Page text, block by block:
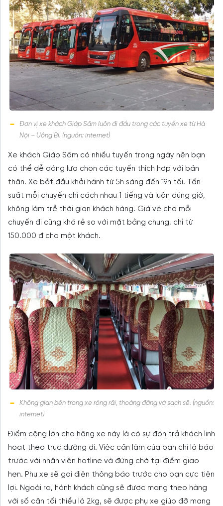
Đơn vị xe khách Giáp Sâm luôn đi đầu trong các tuyến xe từ Hà
Nội – Uông Bí. (nguồn: internet)
Xe khách Giáp Sâm có nhiều tuyến trong ngày nên bạn
có thể dễ dàng lựa chọn các tuyến thích hợp với bản
thân. Xe bắt đầu khởi hành từ 5h sáng đến 19h tối. Tần
suất mỗi chuyến chỉ cách nhau 1 tiếng và luôn đúng giờ,
không làm trễ thời gian khách hàng. Giá vé cho mỗi
chuyến đi cũng khá rẻ so với mặt bằng chung, chỉ từ
150.000 đ cho một khách.
Không gian bên trong xe rộng rãi, thoáng đãng và sạch sẽ. (nguồn:
internet)
Điểm cộng lớn cho hãng xe này là có sự đón trả khách linh
hoạt theo trục đường đi. Việc cần làm của bạn chỉ là báo
trước với nhân viên hotline và đứng chờ tại điểm giao
hẹn. Phụ xe sẽ gọi điện thông báo trước cho bạn cực tiện
lợi. Ngoài ra, hành khách cũng sẽ được mang theo hàng
với số cân tối thiểu là 2kg, sẽ được phụ xe giúp đỡ mang